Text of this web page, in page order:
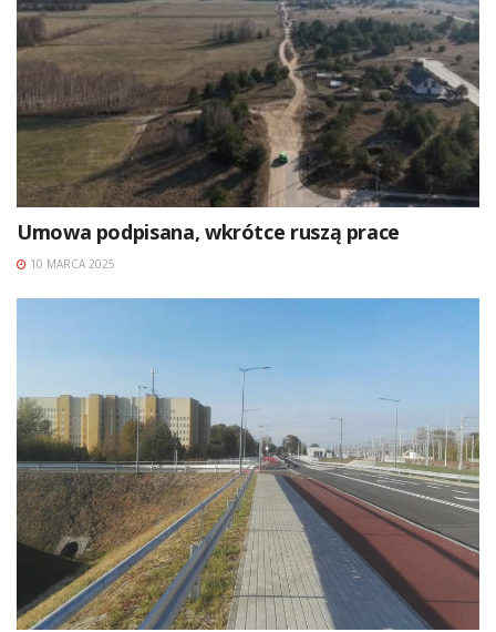
Umowa podpisana, wkrótce ruszą prace
10 MARCA 2025